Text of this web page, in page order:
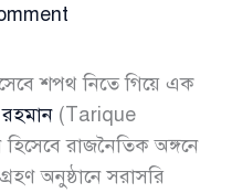
শপথ নিতে গিয়ে এক
(Tarique
রাজনৈতিক অঙ্গনে
অনুষ্ঠানে সরাসরি